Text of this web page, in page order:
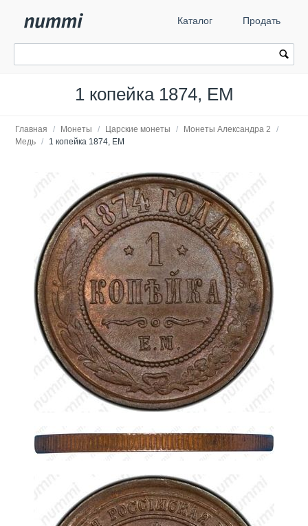
Каталог Продать
1 копейка 1874, ЕМ
Главная / Монеты / Царские монеты / Монеты Александра 2
/
Медь / 1 копейка 1874, ЕМ